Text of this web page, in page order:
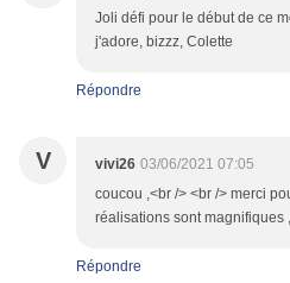
Joli défi pour le début de ce
j'adore, bizzz, Colette
Répondre
V vivi26 03/06/2021 07:05
coucou ,<br /> <br /> merci
réalisations sont magnifiques
Répondre